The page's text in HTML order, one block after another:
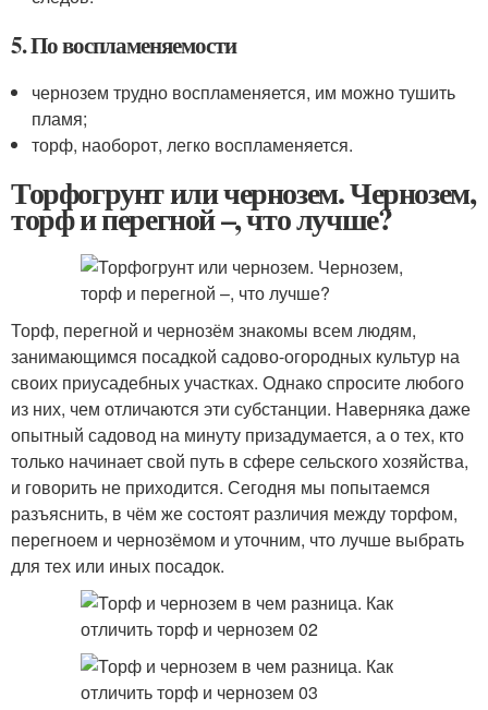
5. По воспламеняемости
чернозем трудно воспламеняется, им можно тушить
пламя;
торф, наоборот, легко воспламеняется.
Торфогрунт или чернозем. Чернозем,
торф и перегной –, что лучше?
Торф, перегной и чернозём знакомы всем людям,
занимающимся посадкой садово-огородных культур на
своих приусадебных участках. Однако спросите любого
из них, чем отличаются эти субстанции. Наверняка даже
опытный садовод на минуту призадумается, а о тех, кто
только начинает свой путь в сфере сельского хозяйства,
и говорить не приходится. Сегодня мы попытаемся
разъяснить, в чём же состоят различия между торфом,
перегноем и чернозёмом и уточним, что лучше выбрать
для тех или иных посадок.